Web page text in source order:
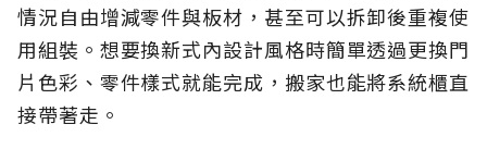
情況自由增減零件與板材，甚至可以拆卸後重複使
用組裝。想要換新式內設計風格時簡單透過更換門
片色彩、零件樣式就能完成，搬家也能將系統櫃直
接帶著走。